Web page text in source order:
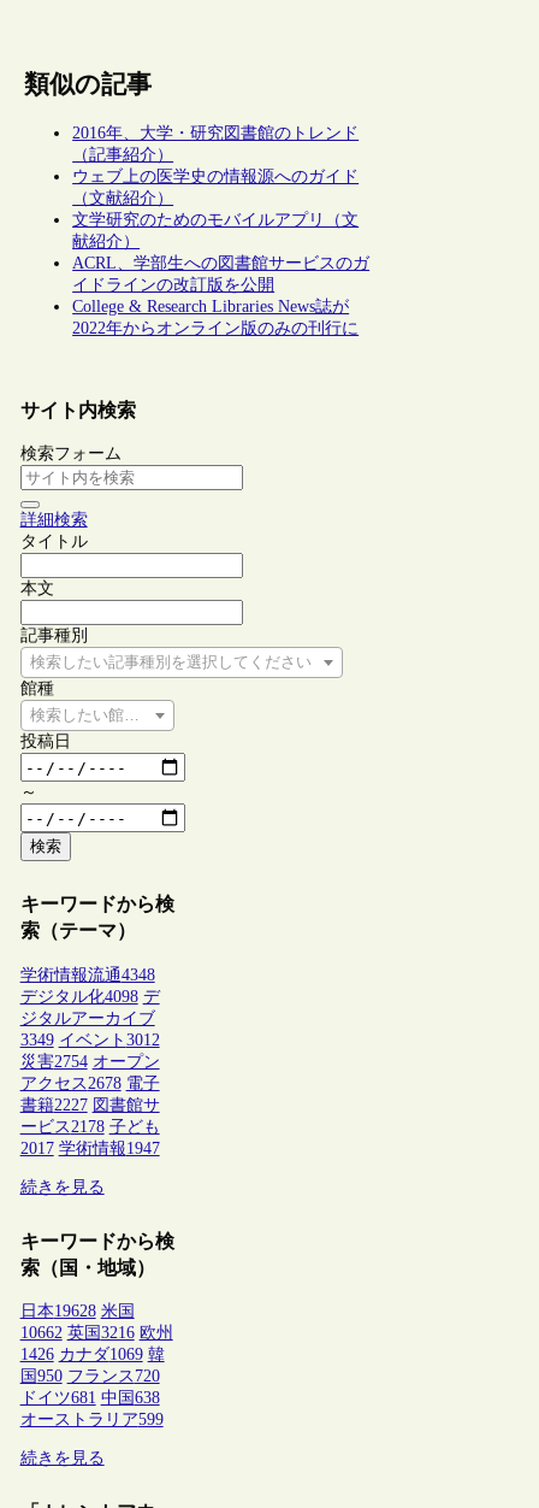
類似の記事
2016年、大学・研究図書館のトレンド
（記事紹介）
ウェブ上の医学史の情報源へのガイド
（文献紹介）
文学研究のためのモバイルアプリ（文
献紹介）
ACRL、学部生への図書館サービスのガ
イドラインの改訂版を公開
College & Research Libraries News誌が
2022年からオンライン版のみの刊行に
サイト内検索
検索フォーム
詳細検索
タイトル
本文
記事種別
検索したい記事種別を選択してください
館種
検索したい館種を選択してください
投稿日
～
検索
キーワードから検
索（テーマ）
学術情報流通4348
デジタル化4098 デ
ジタルアーカイブ
3349 イベント 3012
災害2754 オープン
アクセス 2678 電子
書籍2227 図書館サ
ービス 2178 子ども
2017 学術情報1947
続きを見る
キーワードから検
索（国・地域）
日本19628 米国
10662 英国 3216 欧州
1426 カナダ1069 韓
国 950 フランス 720
ドイツ681 中国 638
オーストラリア599
続きを見る